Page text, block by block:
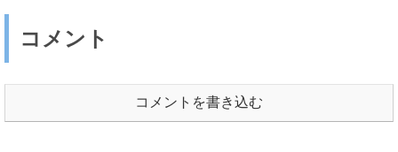
コメント
コメントを書き込む